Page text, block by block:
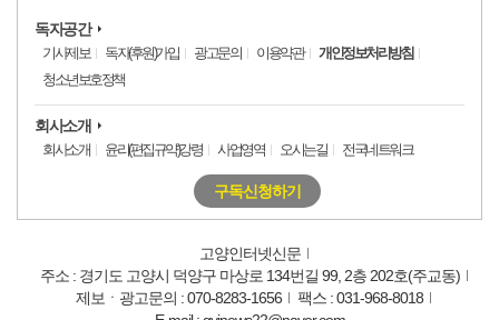
독자공간
기사제보 독자(후원)가입 광고문의 이용약관
개인정보처리방침
청소년보호정책
회사소개
회사소개 윤리(편집규약)강령 사업영역 오시는길 전국네트워크
구독신청하기
고양인터넷신문
주소 : 경기도 고양시 덕양구 마상로 134번길 99, 2층 202호(주교동)
제보ㆍ광고문의 : 070-8283-1656
팩스 : 031-968-8018